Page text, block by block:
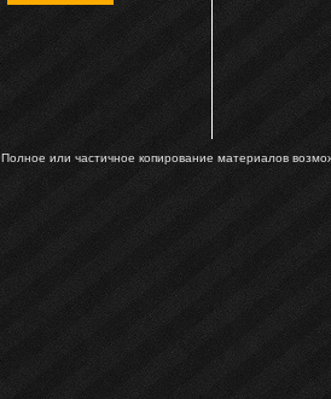
Полное или частичное копирование материалов